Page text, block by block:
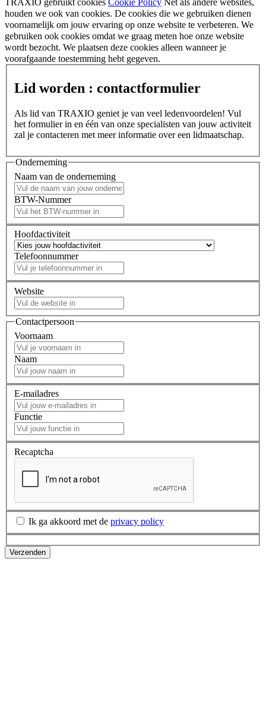
houden we ook van cookies. De cookies die we gebruiken dienen
voornamelijk om jouw ervaring op onze website te verbeteren. We
gebruiken ook cookies omdat we graag meten hoe onze website
wordt bezocht. We plaatsen deze cookies alleen wanneer je
voorafgaande toestemming hebt gegeven.
Lid worden : contactformulier
Als lid van TRAXIO geniet je van veel ledenvoordelen! Vul
het formulier in en één van onze specialisten van jouw activiteit
zal je contacteren met meer informatie over een lidmaatschap.
Onderneming
Naam van de onderneming
BTW-Nummer
Hoofdactiviteit
Telefoonnummer
Website
Contactpersoon
Voornaam
Naam
E-mailadres
Functie
Recaptcha
Ik ga akkoord met de privacy policy